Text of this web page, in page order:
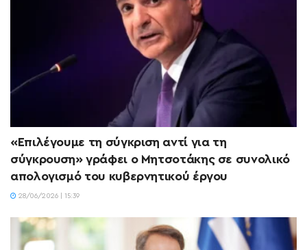
«Επιλέγουμε τη σύγκριση αντί για τη
σύγκρουση» γράφει ο Μητσοτάκης σε συνολικό
απολογισμό του κυβερνητικού έργου
28/06/2026 | 15:39